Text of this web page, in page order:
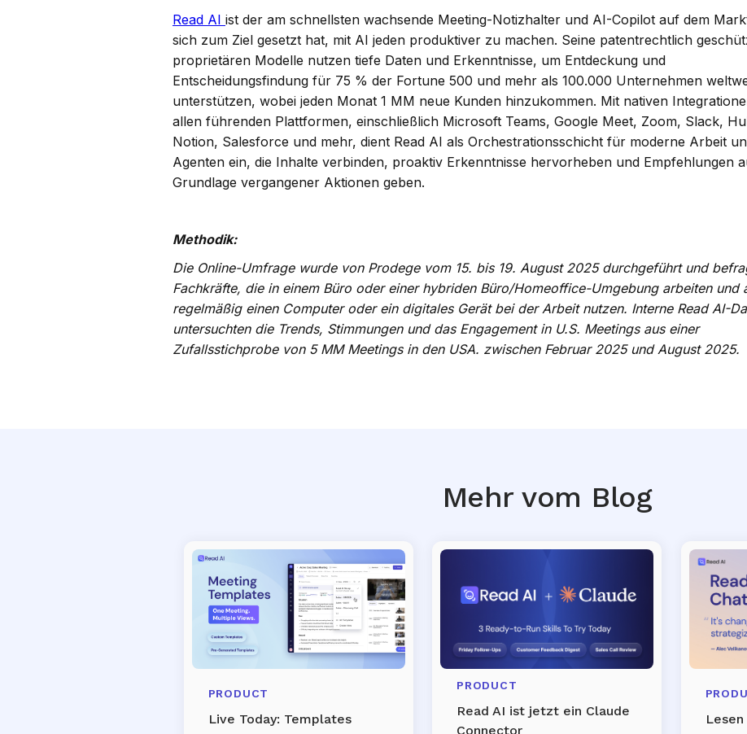
Read AI ist der am schnellsten wachsende Meeting-Notizhalter und AI-Copilot auf dem
sich zum Ziel gesetzt hat, mit AI jeden produktiver zu machen. Seine patentrechtlich
proprietären Modelle nutzen tiefe Daten und Erkenntnisse, um Entdeckung und
Entscheidungsfindung für 75 % der Fortune 500 und mehr als 100.000 Unternehmen
unterstützen, wobei jeden Monat 1 MM neue Kunden hinzukommen. Mit nativen
allen führenden Plattformen, einschließlich Microsoft Teams, Google Meet, Zoom, Slack,
Notion, Salesforce und mehr, dient Read AI als Orchestrationsschicht für moderne Arbeit
Agenten ein, die Inhalte verbinden, proaktiv Erkenntnisse hervorheben und Empfehlungen
Grundlage vergangener Aktionen geben.
Methodik:
Die Online-Umfrage wurde von Prodege vom 15. bis 19. August 2025 durchgeführt und
Fachkräfte, die in einem Büro oder einer hybriden Büro/Homeoffice-Umgebung arbeiten und
regelmäßig einen Computer oder ein digitales Gerät bei der Arbeit nutzen. Interne Read AI-
untersuchten die Trends, Stimmungen und das Engagement in U.S. Meetings aus einer
Zufallsstichprobe von 5 MM Meetings in den USA. zwischen Februar 2025 und August 2025.
Mehr vom Blog
PRODUCT
Live Today: Templates
PRODUCT
Read AI ist jetzt ein Claude
Connector